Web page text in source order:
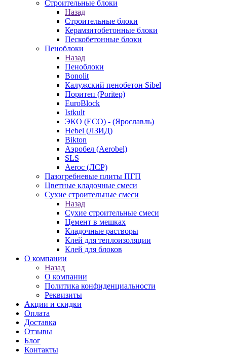
Строительные блоки
Назад
Строительные блоки
Керамзитобетонные блоки
Пескобетонные блоки
Пеноблоки
Назад
Пеноблоки
Bonolit
Калужский пенобетон Sibel
Поритеп (Poritep)
EuroBlock
Istkult
ЭКО (ECO) - (Ярославль)
Hebel (ЛЗИД)
Bikton
Аэробел (Aerobel)
SLS
Aeroc (ЛСР)
Пазогребневые плиты ПГП
Цветные кладочные смеси
Сухие строительные смеси
Назад
Сухие строительные смеси
Цемент в мешках
Кладочные растворы
Клей для теплоизоляции
Клей для блоков
О компании
Назад
О компании
Политика конфиденциальности
Реквизиты
Акции и скидки
Оплата
Доставка
Отзывы
Блог
Контакты